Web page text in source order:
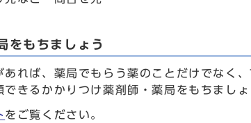
をもちましょう
れば、薬局でもらう薬のことだけでなく
きるかかりつけ薬剤師・薬局をもちましょ
をご覧ください。